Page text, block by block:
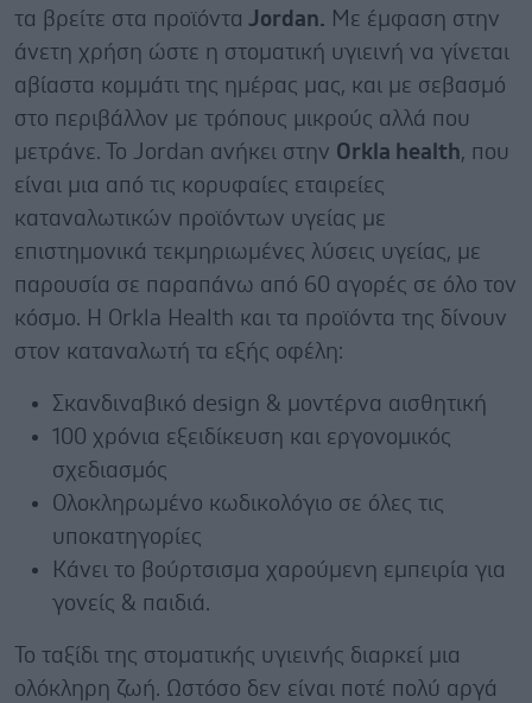
τα βρείτε στα προϊόντα Jordan. Με έμφαση στην
άνετη χρήση ώστε η στοματική υγιεινή να γίνεται
αβίαστα κομμάτι της ημέρας μας, και με σεβασμό
στο περιβάλλον με τρόπους μικρούς αλλά που
μετράνε. Το Jordan ανήκει στην Orkla health, που
είναι μια από τις κορυφαίες εταιρείες
καταναλωτικών προϊόντων υγείας με
επιστημονικά τεκμηριωμένες λύσεις υγείας, με
παρουσία σε παραπάνω από 60 αγορές σε όλο τον
κόσμο. Η Orkla Health και τα προϊόντα της δίνουν
στον καταναλωτή τα εξής οφέλη:
Σκανδιναβικό design & μοντέρνα αισθητική
100 χρόνια εξειδίκευση και εργονομικός
σχεδιασμός
Ολοκληρωμένο κωδικολόγιο σε όλες τις
υποκατηγορίες
Κάνει το βούρτσισμα χαρούμενη εμπειρία για
γονείς & παιδιά.
Το ταξίδι της στοματικής υγιεινής διαρκεί μια
ολόκληρη ζωή. Ωστόσο δεν είναι ποτέ πολύ αργά